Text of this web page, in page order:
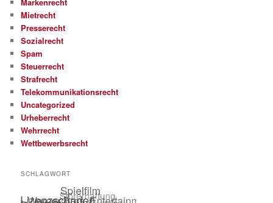
Mietrecht
Presserecht
Sozialrecht
Spam
Steuerrecht
Strafrecht
Telekommunikationsrecht
Uncategorized
Urheberrecht
Wehrrecht
Wettbewerbsrecht
SCHLAGWORT